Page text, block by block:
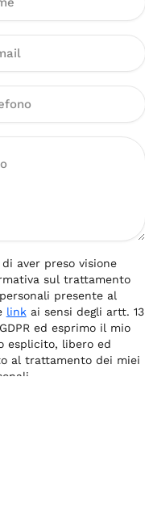
aver preso visione
sul trattamento
presente al
linkai sensi degli artt. 13
ed esprimo il mio
esplicito, libero ed
al trattamento dei miei